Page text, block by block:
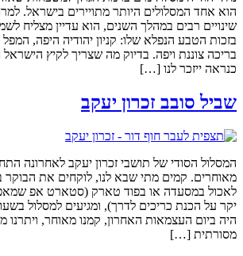
הוא אחד המסלולים היותר מתויירים בישראל.
שינויים רבים במהלך השנים, הוא עדיין מצליח
בזכות הטבע הנפלא שלו: קניון יהודיה היפה,
כנראה ייזכר לנו […]
שביל סובב זכרון יעקב
המסלול הסודי של תושבי זכרון יעקב לאחרונה
מאוחרים. קמים מתי שבא לנו, לוקחים את הבוקר
לאכול במסעדה או בפוד טארק (סטארט אפ
יקר על הכנת כריכים לדרך), ומגיעים למסלול
היה ביום העצמאות האחרון, קמנו מאוחר, ויתרנו
מסורתית […]